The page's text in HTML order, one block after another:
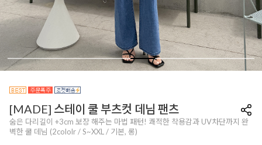
[MADE] 스테이 쿨 부츠컷 데님 팬츠
숨은 다리길이 +3cm 보장 해주는 마법 패턴! 쾌적한 착용감과 UV차단까지 완
벽한 쿨 데님 (2cololr / S~XXL / 기본, 롱)